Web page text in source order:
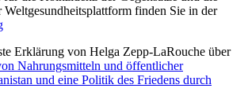
finden Sie in der
Erklärung von Helga Zepp-LaRouche über
Nahrungsmitteln und öffentlicher
und eine Politik des Friedens durch